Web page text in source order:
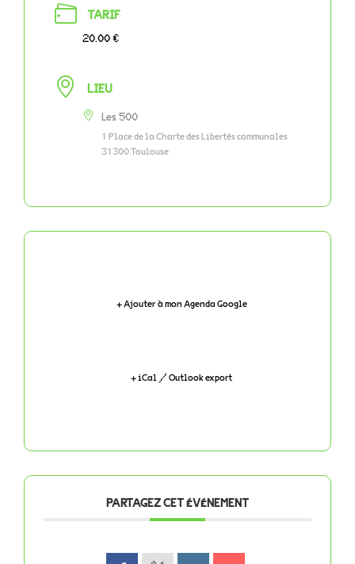
TARIF
20.00 €
LIEU
Les 500
1 Place de la Charte des Libertés communales
31300 Toulouse
+ Ajouter à mon Agenda Google
+ iCal / Outlook export
PARTAGEZ CET ÉVÉNEMENT